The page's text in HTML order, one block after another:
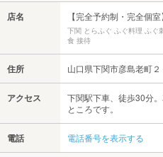
店名 【完全予約制・完全個
下関 とらふぐ ふぐ料理 ふぐ
食 接待
住所 山口県下関市彦島老町２
アクセス
下関駅下車、徒歩30分
ところです。
電話 電話番号を表示する